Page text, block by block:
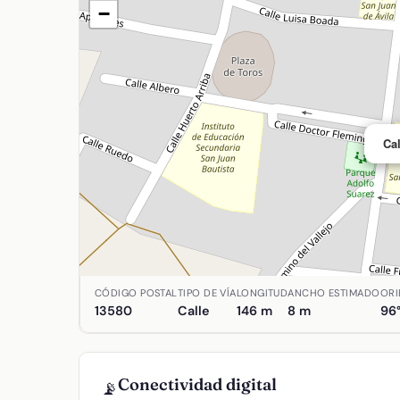
−
Ubicación de Calle Jacinto Guerrero en
CÓDIGO POSTAL
13580
TIPO DE VÍA
Calle
LONGITUD
146 m
ANCHO ESTIMADO
8 m 96°
📡Conectividad digital